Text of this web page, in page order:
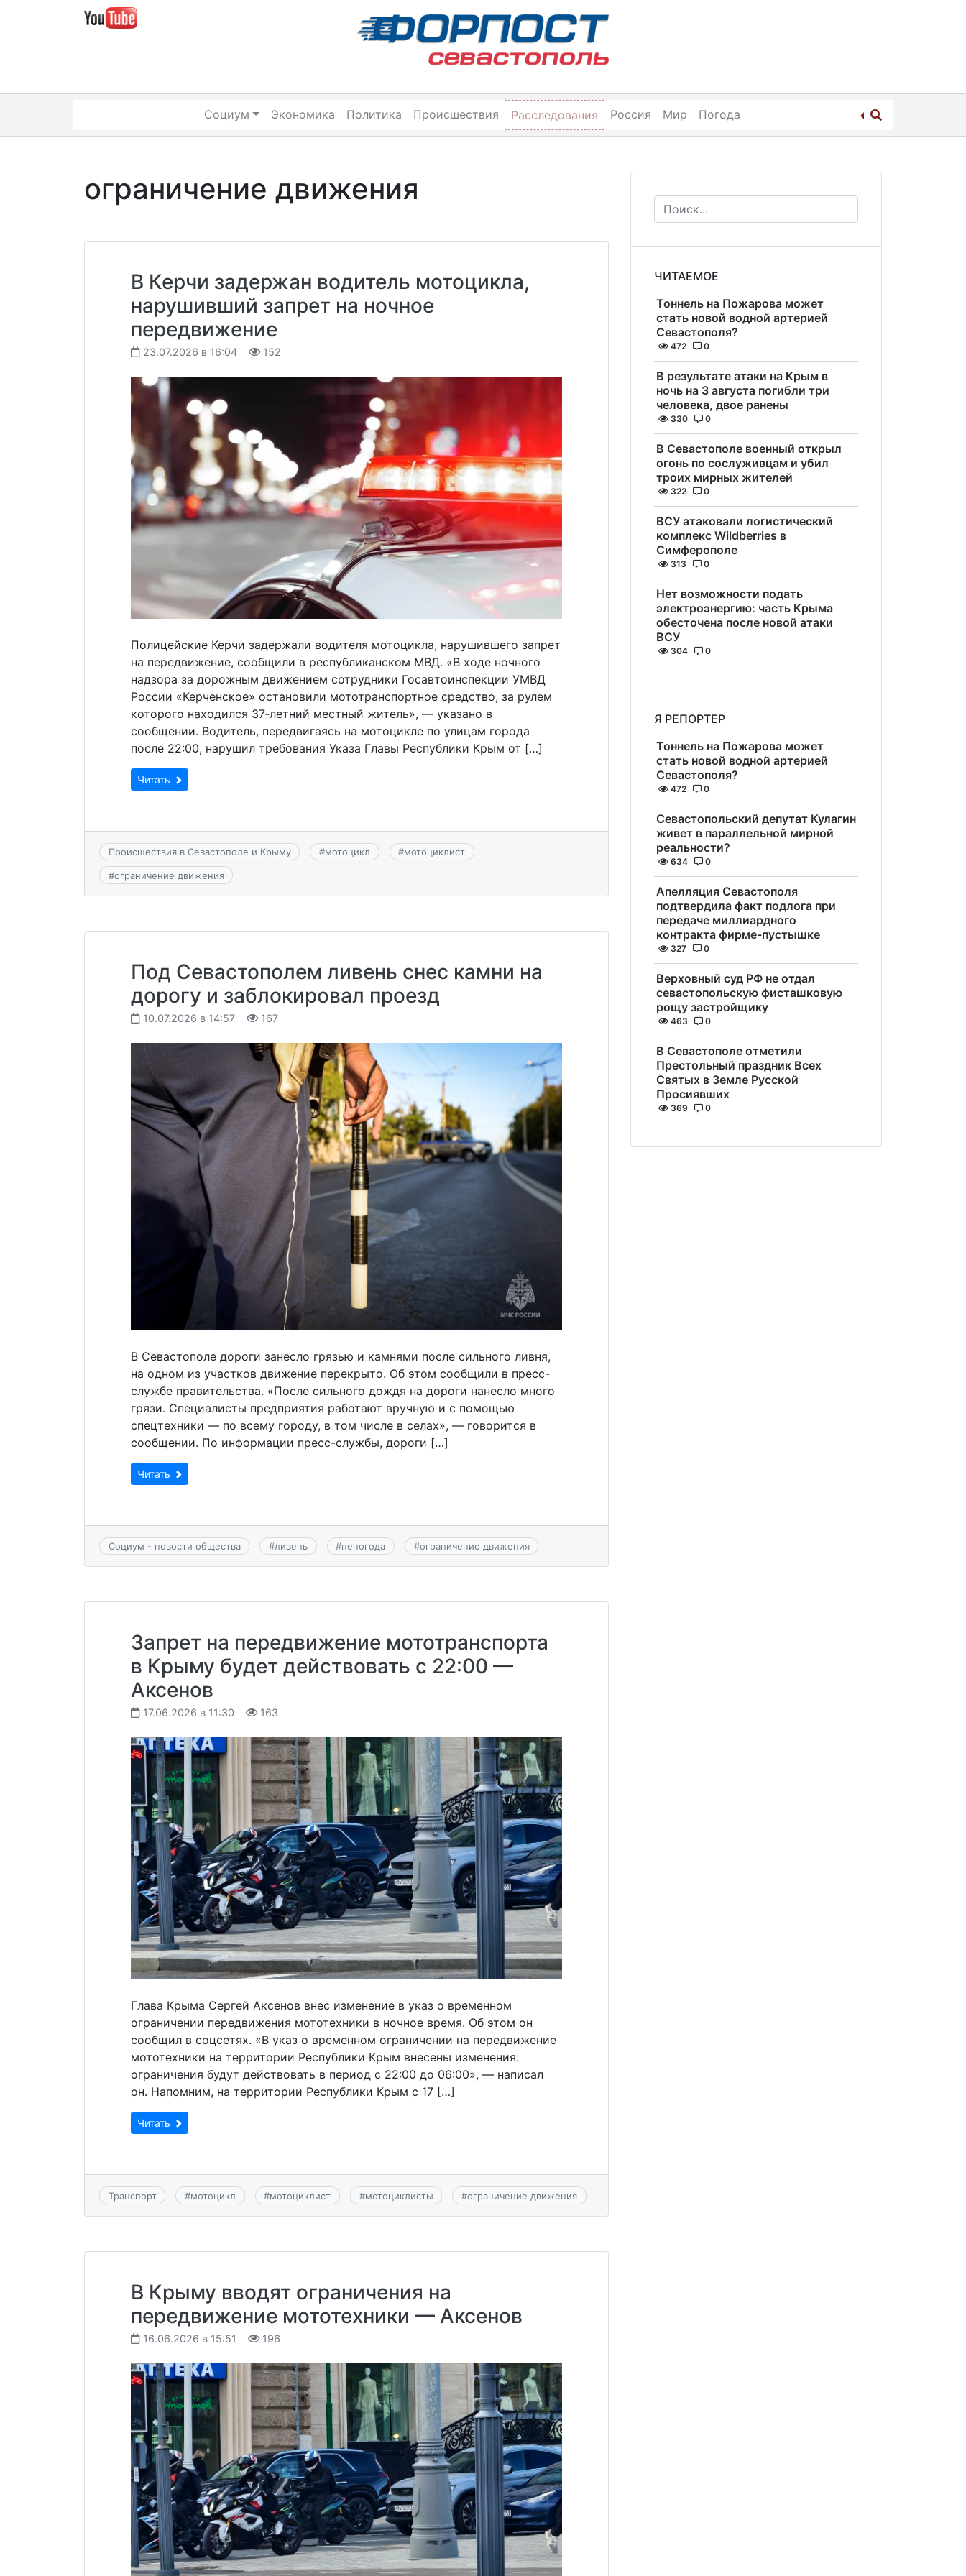
Социум Экономика Политика Происшествия Расследования Россия Мир Погода
ограничение движения
В Керчи задержан водитель мотоцикла,
нарушивший запрет на ночное
передвижение
23.07.2026 в 16:04 152
Полицейские Керчи задержали водителя мотоцикла, нарушившего запрет
на передвижение, сообщили в республиканском МВД. «В ходе ночного
надзора за дорожным движением сотрудники Госавтоинспекции УМВД
России «Керченское» остановили мототранспортное средство, за рулем
которого находился 37‑летний местный житель», — указано в
сообщении. Водитель, передвигаясь на мотоцикле по улицам города
после 22:00, нарушил требования Указа Главы Республики Крым от […]
Читать
Происшествия в Севастополе и Крыму #мотоцикл #мотоциклист
#ограничение движения
Под Севастополем ливень снес камни на
дорогу и заблокировал проезд
10.07.2026 в 14:57 167
В Севастополе дороги занесло грязью и камнями после сильного ливня,
на одном из участков движение перекрыто. Об этом сообщили в пресс-
службе правительства. «После сильного дождя на дороги нанесло много
грязи. Специалисты предприятия работают вручную и с помощью
спецтехники — по всему городу, в том числе в селах», — говорится в
сообщении. По информации пресс-службы, дороги […]
Читать
Социум - новости общества #ливень #непогода #ограничение движения
Запрет на передвижение мототранспорта
в Крыму будет действовать с 22:00 —
Аксенов
17.06.2026 в 11:30 163
Глава Крыма Сергей Аксенов внес изменение в указ о временном
ограничении передвижения мототехники в ночное время. Об этом он
сообщил в соцсетях. «В указ о временном ограничении на передвижение
мототехники на территории Республики Крым внесены изменения:
ограничения будут действовать в период с 22:00 до 06:00», — написал
он. Напомним, на территории Республики Крым с 17 […]
Читать
Транспорт #мотоцикл #мотоциклист #мотоциклисты #ограничение движения
В Крыму вводят ограничения на
передвижение мототехники — Аксенов
16.06.2026 в 15:51 196
ЧИТАЕМОЕ
Тоннель на Пожарова может
стать новой водной артерией
Севастополя?
472 0
В результате атаки на Крым в
ночь на 3 августа погибли три
человека, двое ранены
330 0
В Севастополе военный открыл
огонь по сослуживцам и убил
троих мирных жителей
322 0
ВСУ атаковали логистический
комплекс Wildberries в
Симферополе
313 0
Нет возможности подать
электроэнергию: часть Крыма
обесточена после новой атаки
ВСУ
304 0
Я РЕПОРТЕР
Тоннель на Пожарова может
стать новой водной артерией
Севастополя?
472 0
Севастопольский депутат Кулагин
живет в параллельной мирной
реальности?
634 0
Апелляция Севастополя
подтвердила факт подлога при
передаче миллиардного
контракта фирме-пустышке
327 0
Верховный суд РФ не отдал
севастопольскую фисташковую
рощу застройщику
463 0
В Севастополе отметили
Престольный праздник Всех
Святых в Земле Русской
Просиявших
369 0